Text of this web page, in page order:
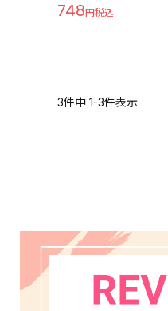
748
3件中 1-3件表示